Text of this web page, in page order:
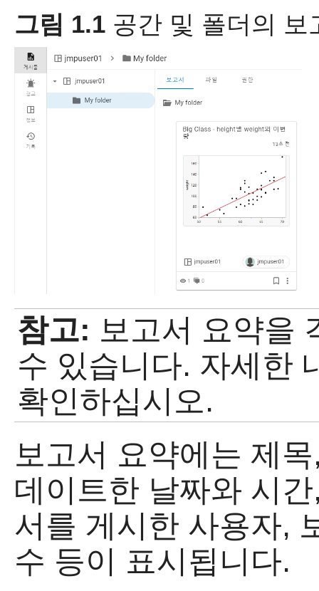
그림 1.1 공간 및 폴더의 보
참고: 보고서 요약을
수 있습니다. 자세한
확인하십시오.
보고서 요약에는 제
데이트한 날짜와 시
서를 게시한 사용자,
수 등이 표시됩니다.